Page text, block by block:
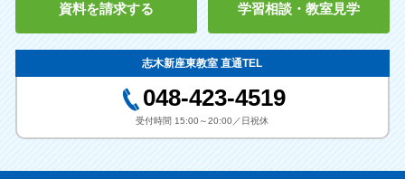
資料を請求する 学習相談・教室見学
志木新座東教室 直通TEL
048-423-4519
受付時間 15:00～20:00／日祝休